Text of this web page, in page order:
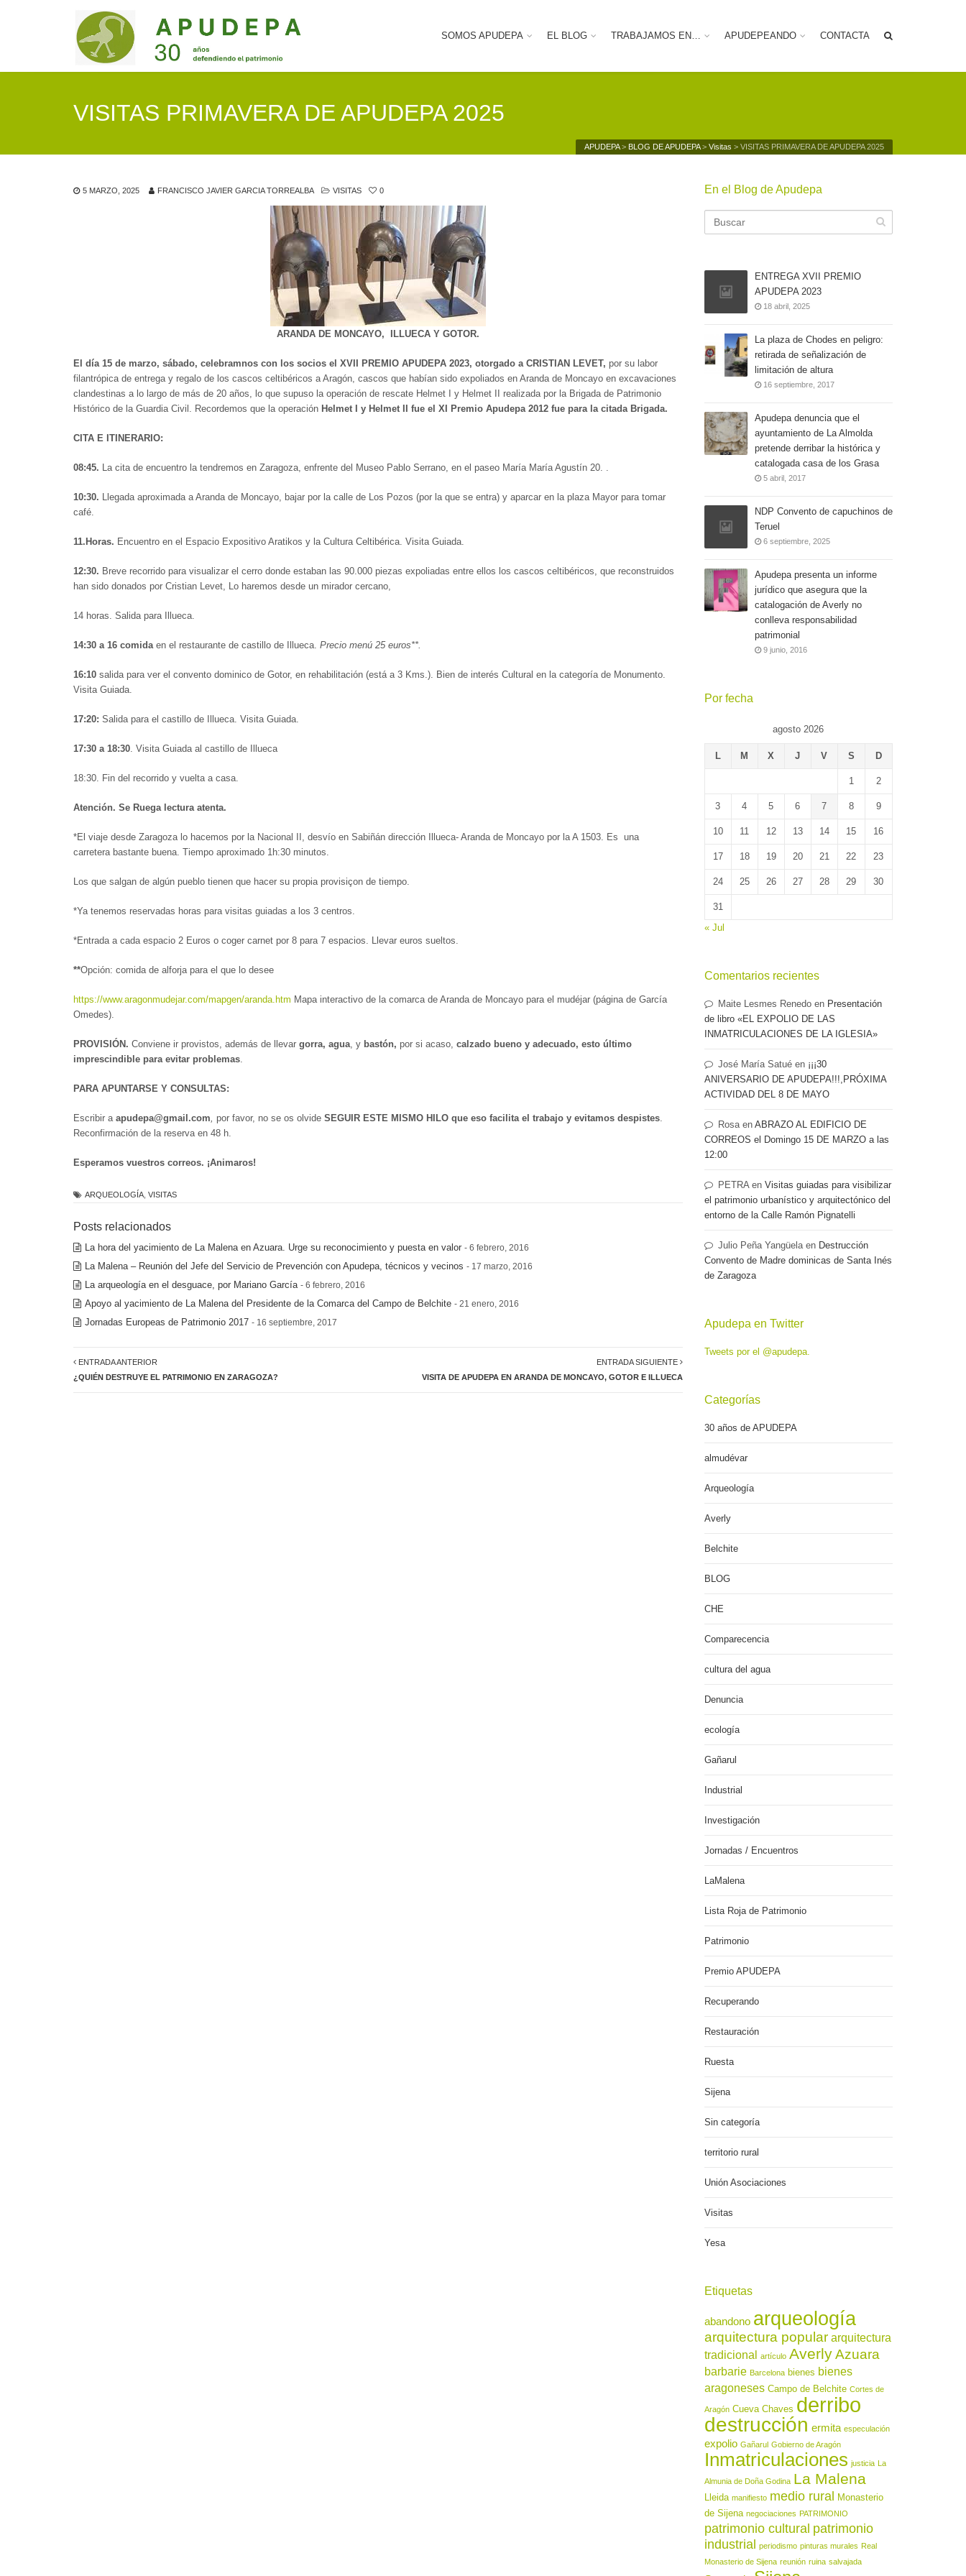
SOMOS APUDEPA EL BLOG TRABAJAMOS EN… APUDEPEANDO CONTACTA
VISITAS PRIMAVERA DE APUDEPA 2025
APUDEPA> BLOG DE APUDEPA> Visitas > VISITAS PRIMAVERA DE APUDEPA 2025
5 MARZO, 2025 FRANCISCO JAVIER GARCIA TORREALBA VISITAS 0
ARANDA DE MONCAYO, ILLUECA Y GOTOR.
El día 15 de marzo, sábado, celebramnos con los socios el XVII PREMIO APUDEPA 2023, otorgado a CRISTIAN LEVET, por su labor
filantrópica de entrega y regalo de los cascos celtibéricos a Aragón, cascos que habían sido expoliados en Aranda de Moncayo en excavaciones
clandestinas a lo largo de más de 20 años, lo que supuso la operación de rescate Helmet I y Helmet II realizada por la Brigada de Patrimonio
Histórico de la Guardia Civil. Recordemos que la operación Helmet I y Helmet II fue el XI Premio Apudepa 2012 fue para la citada Brigada.
CITA E ITINERARIO:
08:45. La cita de encuentro la tendremos en Zaragoza, enfrente del Museo Pablo Serrano, en el paseo María María Agustín 20. .
10:30. Llegada aproximada a Aranda de Moncayo, bajar por la calle de Los Pozos (por la que se entra) y aparcar en la plaza Mayor para tomar
café.
11.Horas. Encuentro en el Espacio Expositivo Aratikos y la Cultura Celtibérica. Visita Guiada.
12:30. Breve recorrido para visualizar el cerro donde estaban las 90.000 piezas expoliadas entre ellos los cascos celtibéricos, que reconstruidos
han sido donados por Cristian Levet, Lo haremos desde un mirador cercano,
14 horas. Salida para Illueca.
14:30 a 16 comidaen el restaurante de castillo de Illueca. Precio menú 25 euros**.
16:10 salida para ver el convento dominico de Gotor, en rehabilitación (está a 3 Kms.). Bien de interés Cultural en la categoría de Monumento.
Visita Guiada.
17:20: Salida para el castillo de Illueca. Visita Guiada.
17:30 a 18:30. Visita Guiada al castillo de Illueca
18:30. Fin del recorrido y vuelta a casa.
Atención. Se Ruega lectura atenta.
*El viaje desde Zaragoza lo hacemos por la Nacional II, desvío en Sabiñán dirección Illueca- Aranda de Moncayo por la A 1503. Es una
carretera bastante buena. Tiempo aproximado 1h:30 minutos.
Los que salgan de algún pueblo tienen que hacer su propia provisiçon de tiempo.
*Ya tenemos reservadas horas para visitas guiadas a los 3 centros.
*Entrada a cada espacio 2 Euros o coger carnet por 8 para 7 espacios. Llevar euros sueltos.
**Opción: comida de alforja para el que lo desee
https://www.aragonmudejar.com/mapgen/aranda.htm Mapa interactivo de la comarca de Aranda de Moncayo para el mudéjar (página de García
Omedes).
PROVISIÓN. Conviene ir provistos, además de llevar gorra, agua, y bastón, por si acaso, calzado bueno y adecuado, esto último
imprescindible para evitar problemas.
PARA APUNTARSE Y CONSULTAS:
Escribir a apudepa@gmail.com, por favor, no se os olvide SEGUIR ESTE MISMO HILO que eso facilita el trabajo y evitamos despistes.
Reconfirmación de la reserva en 48 h.
Esperamos vuestros correos. ¡Animaros!
ARQUEOLOGÍA VISITAS
Posts relacionados
La hora del yacimiento de La Malena en Azuara. Urge su reconocimiento y puesta en valor - 6 febrero, 2016
La Malena – Reunión del Jefe del Servicio de Prevención con Apudepa, técnicos y vecinos - 17 marzo, 2016
La arqueología en el desguace, por Mariano García - 6 febrero, 2016
Apoyo al yacimiento de La Malena del Presidente de la Comarca del Campo de Belchite - 21 enero, 2016
Jornadas Europeas de Patrimonio 2017 - 16 septiembre, 2017
ENTRADA ANTERIOR
¿QUIÉN DESTRUYE EL PATRIMONIO EN ZARAGOZA?
ENTRADA SIGUIENTE
VISITA DE APUDEPA EN ARANDA DE MONCAYO, GOTOR E ILLUECA
En el Blog de Apudepa
ENTREGA XVII PREMIO
APUDEPA 2023
18 abril, 2025
La plaza de Chodes en peligro:
retirada de señalización de
limitación de altura
16 septiembre, 2017
Apudepa denuncia que el
ayuntamiento de La Almolda
pretende derribar la histórica y
catalogada casa de los Grasa
5 abril, 2017
NDP Convento de capuchinos de
Teruel
6 septiembre, 2025
Apudepa presenta un informe
jurídico que asegura que la
catalogación de Averly no
conlleva responsabilidad
patrimonial
9 junio, 2016
Por fecha
agosto 2026
L M X J V S D
1 2
3 4 5 6 7 8 9
10 11 12 13 14 15 16
17 18 19 20 21 22 23
24 25 26 27 28 29 30
31
« Jul
Comentarios recientes
Maite Lesmes Renedoen Presentación
de libro «EL EXPOLIO DE LAS
INMATRICULACIONES DE LA IGLESIA»
José María Satuéen ¡¡¡30
ANIVERSARIO DE APUDEPA!!!,PRÓXIMA
ACTIVIDAD DEL 8 DE MAYO
Rosaen ABRAZO AL EDIFICIO DE
CORREOS el Domingo 15 DE MARZO a las
12:00
PETRAen Visitas guiadas para visibilizar
el patrimonio urbanístico y arquitectónico del
entorno de la Calle Ramón Pignatelli
Julio Peña Yangüelaen Destrucción
Convento de Madre dominicas de Santa Inés
de Zaragoza
Apudepa en Twitter
Tweets por el @apudepa.
Categorías
30 años de APUDEPA
almudévar
Arqueología
Averly
Belchite
BLOG
CHE
Comparecencia
cultura del agua
Denuncia
ecología
Gañarul
Industrial
Investigación
Jornadas / Encuentros
LaMalena
Lista Roja de Patrimonio
Patrimonio
Premio APUDEPA
Recuperando
Restauración
Ruesta
Sijena
Sin categoría
territorio rural
Unión Asociaciones
Visitas
Yesa
Etiquetas
abandono arqueología
arquitectura popular arquitectura
tradicional artículo Averly Azuara
barbarie Barcelona bienes bienes
aragoneses Campo de Belchite Cortes de
Aragón Cueva Chaves derribo
destrucción ermita especulación
expolio Gañarul Gobierno de Aragón
Inmatriculaciones justicia La
Almunia de Doña Godina La Malena
Lleida manifiesto medio rural
Monasterio
de Sijena negociaciones PATRIMONIO
patrimonio cultural patrimonio
industrial
periodismo pinturas murales Real
Monasterio de Sijena reunión ruina salvajada